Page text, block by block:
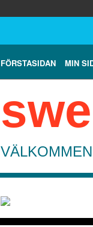
FÖRSTASIDAN MIN